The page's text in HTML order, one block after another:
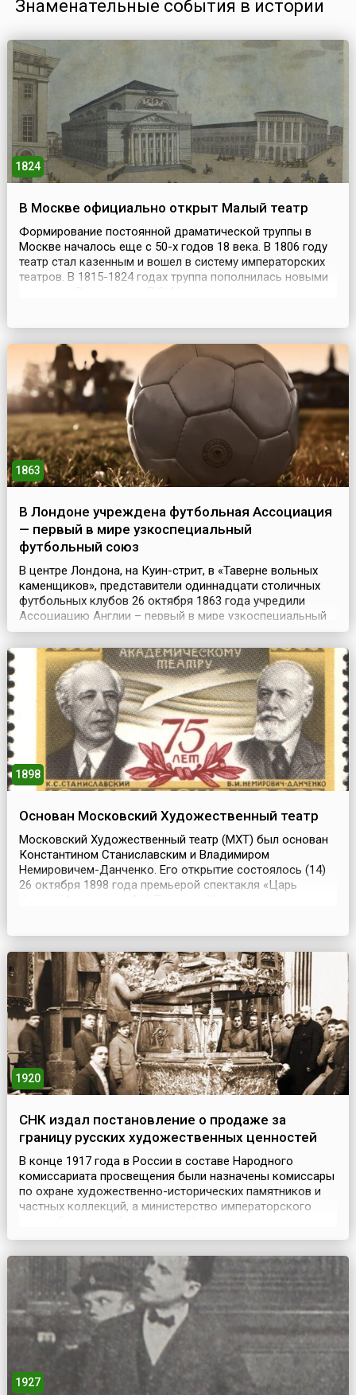
Знаменательные события в истории
1824
В Москве официально открыт Малый театр
Формирование постоянной драматической труппы в
Москве началось еще с 50-х годов 18 века. В 1806 году
театр стал казенным и вошел в систему императорских
театров. В 1815-1824 годах труппа пополнилась новыми
1863
В Лондоне учреждена футбольная Ассоциация
— первый в мире узкоспециальный
футбольный союз
В центре Лондона, на Куин-стрит, в «Таверне вольных
каменщиков», представители одиннадцати столичных
футбольных клубов 26 октября 1863 года учредили
Ассоциацию Англии – первый в мире узкоспециальный
футбольный союз. Собравшиеся футбольные
джентльмены выработали свод правил, состоящий из 13
пунктов, которые были во многом близки к
действующим и поныне. Из отличий с современными
правилами мо...
1898
Основан Московский Художественный театр
Московский Художественный театр (МХТ) был основан
Константином Станиславским и Владимиром
Немировичем-Данченко. Его открытие состоялось (14)
26 октября 1898 года премьерой спектакля «Царь
театра. У...
1920
СНК издал постановление о продаже за
границу русских художественных ценностей
В конце 1917 года в России в составе Народного
комиссариата просвещения были назначены комиссары
по охране художественно-исторических памятников и
частных коллекций, а министерство императорского
исторических имуществ и коллегию по охране
(в том числе музеи), дворцы и частные коллекции,
имущество религиоз...
1927